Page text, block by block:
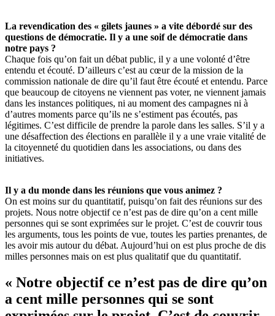
La revendication des « gilets jaunes » a vite débordé sur des
questions de démocratie. Il y a une soif de démocratie dans
notre pays ?
Chaque fois qu’on fait un débat public, il y a une volonté d’être
entendu et écouté. D’ailleurs c’est au cœur de la mission de la
commission nationale de dire qu’il faut être écouté et entendu. Parce
que beaucoup de citoyens ne viennent pas voter, ne viennent jamais
dans les instances politiques, ni au moment des campagnes ni à
d’autres moments parce qu’ils ne s’estiment pas écoutés, pas
légitimes. C’est difficile de prendre la parole dans les salles. S’il y a
une désaffection des élections en parallèle il y a une vraie vitalité de
la citoyenneté du quotidien dans les associations, ou dans des
initiatives.
Il y a du monde dans les réunions que vous animez ?
On est moins sur du quantitatif, puisqu’on fait des réunions sur des
projets. Nous notre objectif ce n’est pas de dire qu’on a cent mille
personnes qui se sont exprimées sur le projet. C’est de couvrir tous
les arguments, tous les points de vue, toutes les parties prenantes, de
les avoir mis autour du débat. Aujourd’hui on est plus proche de dis
milles personnes mais on est plus qualitatif que du quantitatif.
« Notre objectif ce n’est pas de dire qu’on
a cent mille personnes qui se sont